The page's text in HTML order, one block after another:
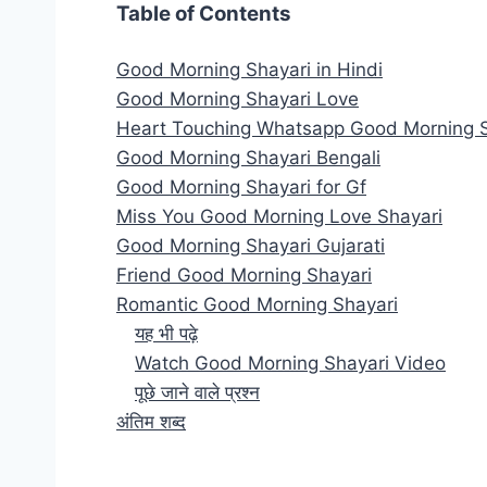
Table of Contents
Good Morning Shayari in Hindi
Good Morning Shayari Love
Heart Touching Whatsapp Good Morning
Good Morning Shayari Bengali
Good Morning Shayari for Gf
Miss You Good Morning Love Shayari
Good Morning Shayari Gujarati
Friend Good Morning Shayari
Romantic Good Morning Shayari
यह भी पढ़े
Watch Good Morning Shayari Video
पूछे जाने वाले प्रश्न
अंतिम शब्द